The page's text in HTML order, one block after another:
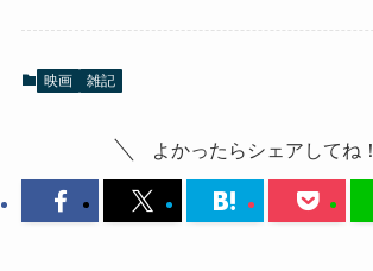
映画 雑記
よかったらシェアしてね！